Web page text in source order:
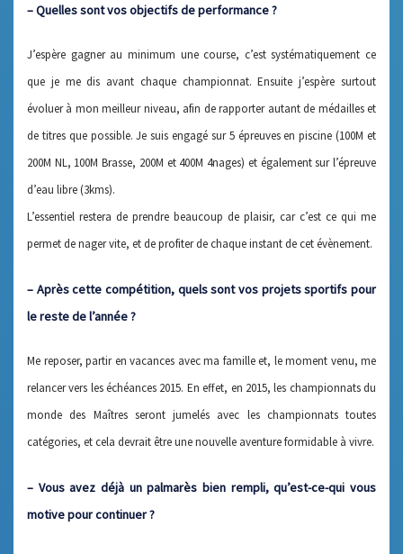
– Quelles sont vos objectifs de performance ?
J’espère gagner au minimum une course, c’est systématiquement ce
que je me dis avant chaque championnat. Ensuite j’espère surtout
évoluer à mon meilleur niveau, afin de rapporter autant de médailles et
de titres que possible. Je suis engagé sur 5 épreuves en piscine (100M et
200M NL, 100M Brasse, 200M et 400M 4nages) et également sur l’épreuve
d’eau libre (3kms).
L’essentiel restera de prendre beaucoup de plaisir, car c’est ce qui me
permet de nager vite, et de profiter de chaque instant de cet évènement.
– Après cette compétition, quels sont vos projets sportifs pour
le reste de l’année ?
Me reposer, partir en vacances avec ma famille et, le moment venu, me
relancer vers les échéances 2015. En effet, en 2015, les championnats du
monde des Maîtres seront jumelés avec les championnats toutes
catégories, et cela devrait être une nouvelle aventure formidable à vivre.
– Vous avez déjà un palmarès bien rempli, qu’est-ce-qui vous
motive pour continuer ?